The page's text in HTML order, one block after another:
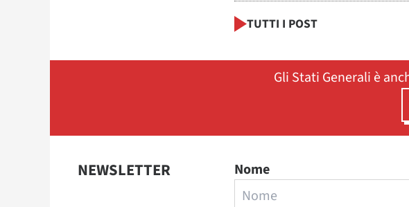
TUTTI I POST
Gli Stati Generali è
NEWSLETTER Nome